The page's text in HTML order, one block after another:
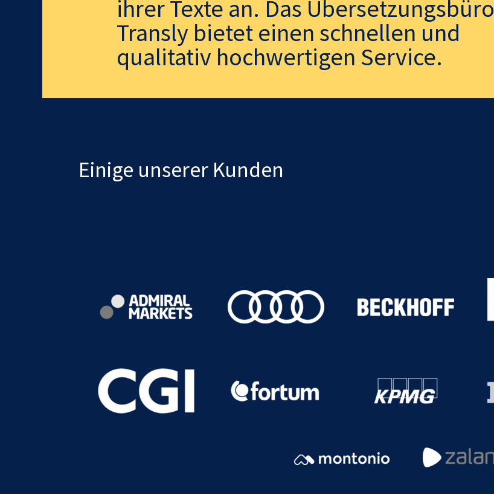
ihrer Texte an. Das Übersetzungsbüro
Transly bietet einen schnellen und
qualitativ hochwertigen Service.
Einige unserer Kunden